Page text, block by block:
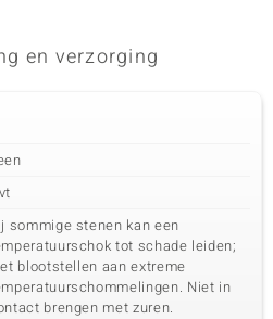
en verzorging
sommige stenen kan een
tot schade leiden;
blootstellen aan extreme
Niet in
brengen met zuren.